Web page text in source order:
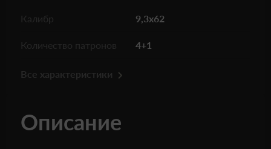
Калибр 9,3x62
Количество патронов 4+1
Все характеристики
Описание